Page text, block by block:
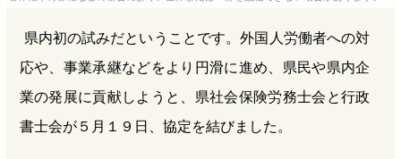
県内初の試みだということです。外国人労働者への対
応や、事業承継などをより円滑に進め、県民や県内企
業の発展に貢献しようと、県社会保険労務士会と行政
書士会が５月１９日、協定を結びました。